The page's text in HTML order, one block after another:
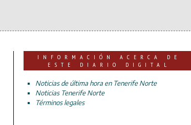
INFORMACIÓN ACERCA DE
ESTE DIARIO DIGITAL
Noticias de última hora en Tenerife Norte
Noticias Tenerife Norte
Términos legales